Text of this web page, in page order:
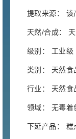
提取来源： 该
天然/合成：
级别： 工业级
类别： 天然食
行业： 天然食
领域： 无毒着
下延产品： 糕
浏览
浏览量